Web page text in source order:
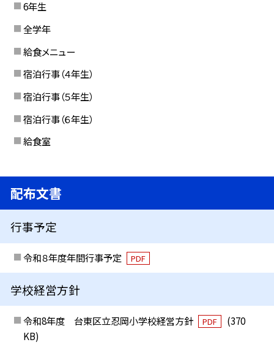
6年生
全学年
給食メニュー
宿泊行事（４年生）
宿泊行事（５年生）
宿泊行事（６年生）
給食室
配布文書
行事予定
令和８年度年間行事予定 PDF
学校経営方針
令和8年度 台東区立忍岡小学校経営方針 PDF
(370
KB)